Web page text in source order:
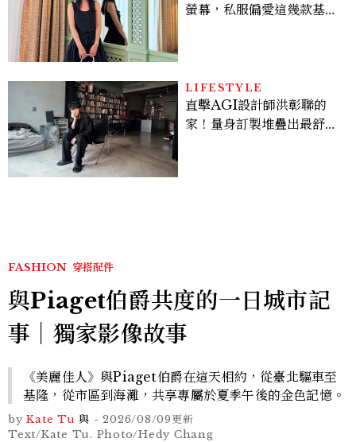
螢幕，私服偏愛這幾款基礎
LIFESTYLE
直擊AGI設計師洪彰聯的
家！量身訂製堆疊出最舒適
FASHION 穿搭配件
與Piaget伯爵共度的一日城市記
事｜獨家影像故事
《美麗佳人》與Piaget伯爵在這天相約，從臺北驅車至
基隆，從市區到海灘，共享專屬於夏季午後的金色記憶。
by Kate Tu 與 -2026/08/09更新
Text/Kate Tu. Photo/Hedy Chang